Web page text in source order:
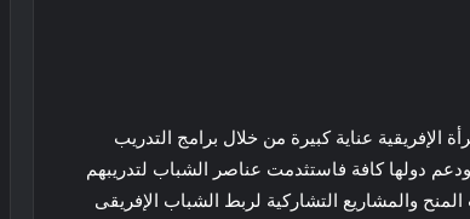
عناية كبيرة من خلال برامج التدريب
ودعم دولها كافة فاستثدمت عناصر الشباب لتدريبهم
والمشاريع التشاركية لربط الشباب الإفريقى